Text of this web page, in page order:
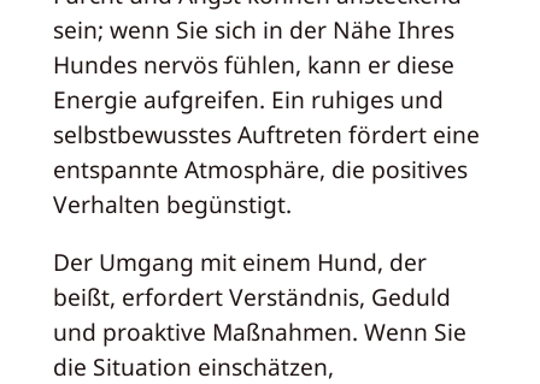
sein; wenn Sie sich in der Nähe Ihres
Hundes nervös fühlen, kann er diese
Energie aufgreifen. Ein ruhiges und
selbstbewusstes Auftreten fördert eine
entspannte Atmosphäre, die positives
Verhalten begünstigt.
Der Umgang mit einem Hund, der
beißt, erfordert Verständnis, Geduld
und proaktive Maßnahmen. Wenn Sie
die Situation einschätzen,